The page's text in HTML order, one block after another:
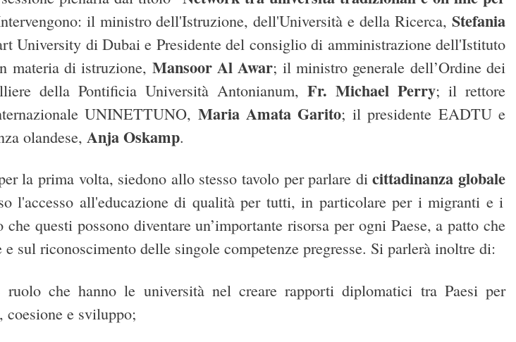
il ministro dell'Istruzione, dell'Università e della Ricerca,Stefania
University di Dubai e Presidente del consiglio di amministrazione dell'Istituto
materia di istruzione, Mansoor Al Awar; il ministro generale dell’Ordine dei
della Pontificia Università Antonianum, Fr. Michael Perry; il rettore
UNINETTUNO, Maria Amata Garito; il presidente EADTU e
olandese, Anja Oskamp.
la prima volta, siedono allo stesso tavolo perparlare dicittadinanza globale
l'accesso all'educazione di qualità per tutti, in particolare per i migranti e i
che questi possono diventare un’importante risorsa per ogni Paese, a patto che
sul riconoscimento delle singole competenze pregresse. Si parlerà inoltre di:
ruolo che hanno le università nel creare rapporti diplomatici tra Paesi per
coesione e sviluppo;